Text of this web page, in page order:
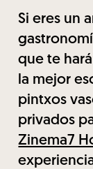
Si eres un
que te
la mejor
pintxos
privados
Zinema7